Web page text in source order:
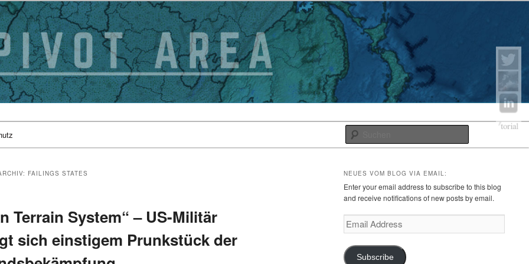
FAILINGS STATES
Terrain System“ – US-Militär
sich einstigem Prunkstück der
NEUES VOM BLOG VIA EMAIL:
Enter your email address to subscribe to this blog
and receive notifications of new posts by email.
Email
Address
Subscribe